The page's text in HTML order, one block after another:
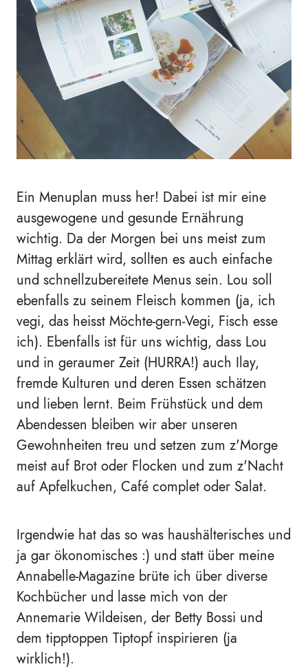
Ein Menuplan muss her! Dabei ist mir eine
ausgewogene und gesunde Ernährung
wichtig. Da der Morgen bei uns meist zum
Mittag erklärt wird, sollten es auch einfache
und schnellzubereitete Menus sein. Lou soll
ebenfalls zu seinem Fleisch kommen (ja, ich
vegi, das heisst Möchte-gern-Vegi, Fisch esse
ich). Ebenfalls ist für uns wichtig, dass Lou
und in geraumer Zeit (HURRA!) auch Ilay,
fremde Kulturen und deren Essen schätzen
und lieben lernt. Beim Frühstück und dem
Abendessen bleiben wir aber unseren
Gewohnheiten treu und setzen zum z'Morge
meist auf Brot oder Flocken und zum z'Nacht
auf Apfelkuchen, Café complet oder Salat.
Irgendwie hat das so was haushälterisches und
ja gar ökonomisches :) und statt über meine
Annabelle-Magazine brüte ich über diverse
Kochbücher und lasse mich von der
Annemarie Wildeisen, der Betty Bossi und
dem tipptoppen Tiptopf inspirieren (ja
wirklich!).